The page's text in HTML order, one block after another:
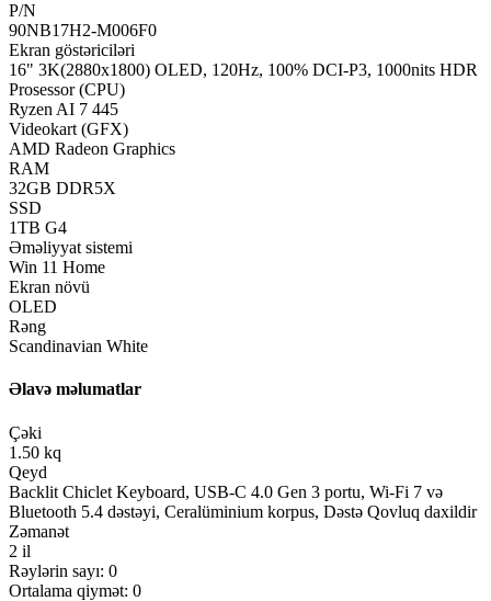
P/N
90NB17H2-M006F0
Ekran göstəriciləri
16" 3K(2880x1800) OLED, 120Hz, 100% DCI-P3, 1000nits HDR
Prosessor (CPU)
Ryzen AI 7 445
Videokart (GFX)
AMD Radeon Graphics
RAM
32GB DDR5X
SSD
1TB G4
Əməliyyat sistemi
Win 11 Home
Ekran növü
OLED
Rəng
Scandinavian White
Əlavə məlumatlar
Çəki
1.50 kq
Qeyd
Backlit Chiclet Keyboard, USB-C 4.0 Gen 3 portu, Wi-Fi 7 və
Bluetooth 5.4 dəstəyi, Ceralüminium korpus, Dəstə Qovluq daxildir
Zəmanət
2 il
Rəylərin sayı: 0
Ortalama qiymət: 0